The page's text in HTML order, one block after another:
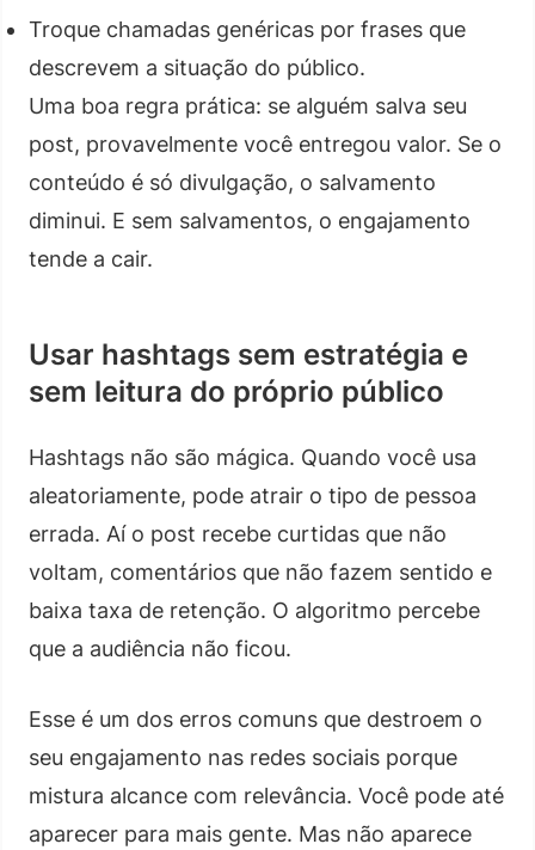
Troque chamadas genéricas por frases que
descrevem a situação do público.
Uma boa regra prática: se alguém salva seu
post, provavelmente você entregou valor. Se o
conteúdo é só divulgação, o salvamento
diminui. E sem salvamentos, o engajamento
tende a cair.
Usar hashtags sem estratégia e
sem leitura do próprio público
Hashtags não são mágica. Quando você usa
aleatoriamente, pode atrair o tipo de pessoa
errada. Aí o post recebe curtidas que não
voltam, comentários que não fazem sentido e
baixa taxa de retenção. O algoritmo percebe
que a audiência não ficou.
Esse é um dos erros comuns que destroem o
seu engajamento nas redes sociais porque
mistura alcance com relevância. Você pode até
aparecer para mais gente. Mas não aparece